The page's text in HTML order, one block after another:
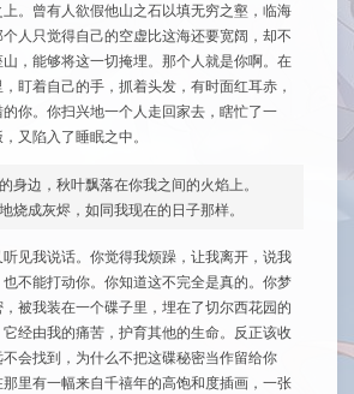
。曾有人欲假他山之石以填无穷之壑，临海
人只觉得自己的空虚比这海还要宽阔，却不
，能够将这一切掩埋。那个人就是你啊。在
盯着自己的手，抓着头发，有时面红耳赤，
你。你扫兴地一个人走回家去，瞎忙了一
又陷入了睡眠之中。
身边，秋叶飘落在你我之间的火焰上。
烧成灰烬，如同我现在的日子那样。
见我说话。你觉得我烦躁，让我离开，说我
不能打动你。你知道这不完全是真的。你梦
，被我装在一个碟子里，埋在了切尔西花园的
经由我的痛苦，护育其他的生命。反正该收
会找到，为什么不把这碟秘密当作留给你
里有一幅来自千禧年的高饱和度插画，一张